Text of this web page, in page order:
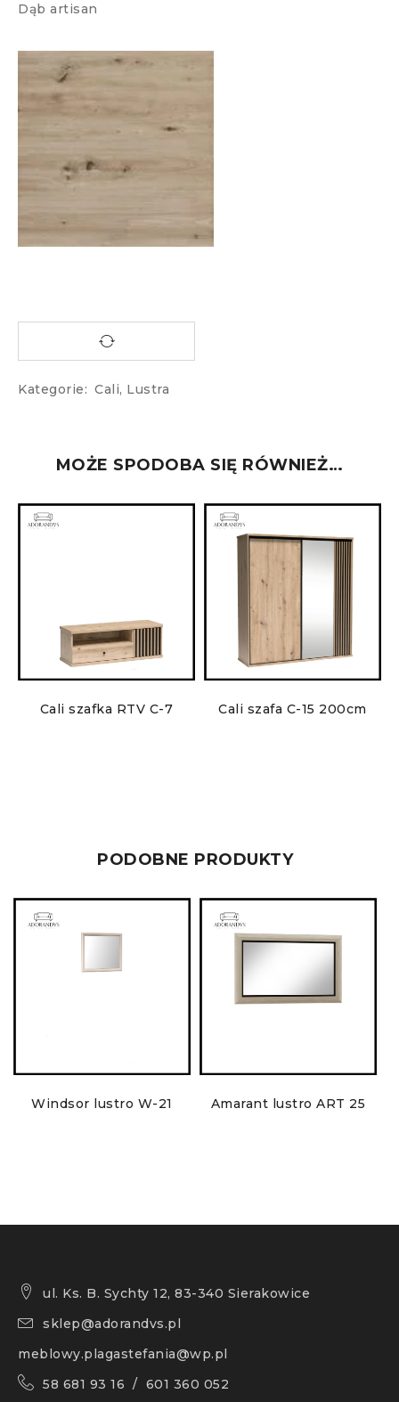
Dąb artisan
Kategorie: Cali, Lustra
MOŻE SPODOBA SIĘ RÓWNIEŻ…
Cali szafka RTV C-7 Cali szafa C-15 200cm
PODOBNE PRODUKTY
Windsor lustro W-21 Amarant lustro ART 25
ul. Ks. B. Sychty 12, 83-340 Sierakowice
sklep@adorandvs.pl
meblowy.plagastefania@wp.pl
58 681 93 16 / 601 360 052